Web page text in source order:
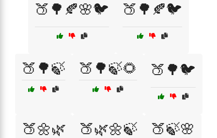
🍑🌳🍂🌸🐦 🍑🌳🍂🐦
🍑🌳🍃 🍑🌳🍃🌻 🍑🌳🐦
🍑🌼🌿 🍑🌿🌼🍃 🍑🍃🌸